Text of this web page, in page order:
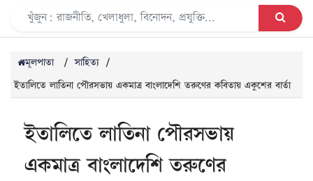
মূলপাতা / সাহিত্য /
ইতালিতে লাতিনা পৌরসভায় একমাত্র বাংলাদেশি তরুণের কবিতায় একুশের বার্তা
ইতালিতে লাতিনা পৌরসভায়
একমাত্র বাংলাদেশি তরুণের